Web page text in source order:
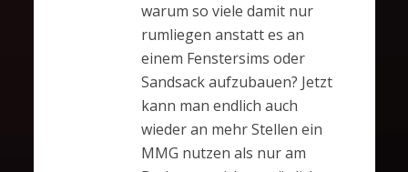
warum so viele damit nur
rumliegen anstatt es an
einem Fenstersims oder
Sandsack aufzubauen? Jetzt
kann man endlich auch
wieder an mehr Stellen ein
MMG nutzen als nur am